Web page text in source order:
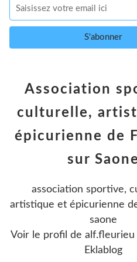
Association
culturelle,
épicurienne de
sur Saone
association sportive,
artistique et épicurienne
saone
Voir le profil de alf.fleurieu
Eklablog